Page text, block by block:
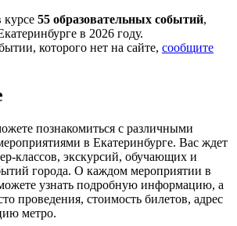
курсе 55 образовательных событий,
в 2026 году.
которого нет на сайте, сообщите
познакомиться с различными
в Екатеринбурге. Вас ждет
классов, экскурсий, обучающих и
города. О каждом мероприятии в
узнать подробную информацию, а
проведения, стоимость билетов, адрес
метро.